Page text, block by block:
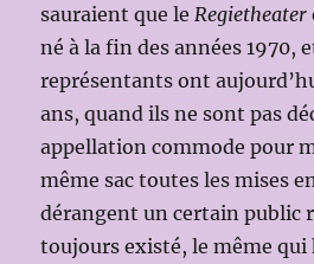
sauraient que le Regietheater
né à la fin des années 1970,
représentants ont
ans, quand ils ne sont pas
appellation commode pour
même sac toutes les mises
dérangent un certain public
toujours existé, le même qui